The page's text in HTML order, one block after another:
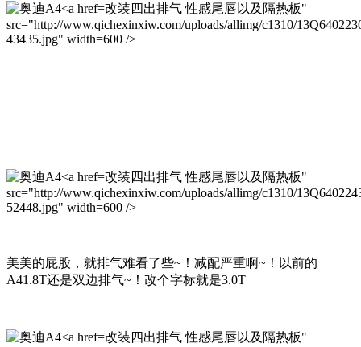
改装四出排气 性感尾唇以及隔热板"
src="http://www.qichexinxiw.com/uploads/allimg/c1310/
43435.jpg" width=600 />
改装四出排气 性感尾唇以及隔热板"
src="http://www.qichexinxiw.com/uploads/allimg/c1310/
52448.jpg" width=600 />
美美的屁股，就排气难看了些~！减配严重啊~！以前的
A41.8T还是双边排气~！改个字标就是3.0T
改装四出排气 性感尾唇以及隔热板"